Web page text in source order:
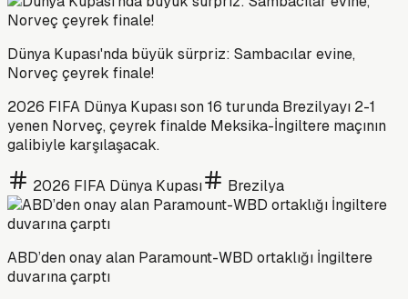
Dünya Kupası'nda büyük sürpriz: Sambacılar evine,
Norveç çeyrek finale!
2026 FIFA Dünya Kupası son 16 turunda Brezilyayı 2-1
yenen Norveç, çeyrek finalde Meksika-İngiltere maçının
galibiyle karşılaşacak.
2026 FIFA Dünya Kupası Brezilya
ABD’den onay alan Paramount-WBD ortaklığı İngiltere
duvarına çarptı